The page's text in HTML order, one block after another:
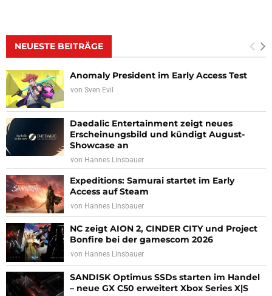
NEUESTE BEITRÄGE
Anomaly President im Early Access Test
von Sven Evil
Daedalic Entertainment zeigt neues
Erscheinungsbild und kündigt August-
Showcase an
von Hannes Linsbauer
Expeditions: Samurai startet im Early
Access auf Steam
von Hannes Linsbauer
NC zeigt AION 2, CINDER CITY und Project
Bonfire bei der gamescom 2026
von Hannes Linsbauer
SANDISK Optimus SSDs starten im Handel
– neue GX C50 erweitert Xbox Series X|S